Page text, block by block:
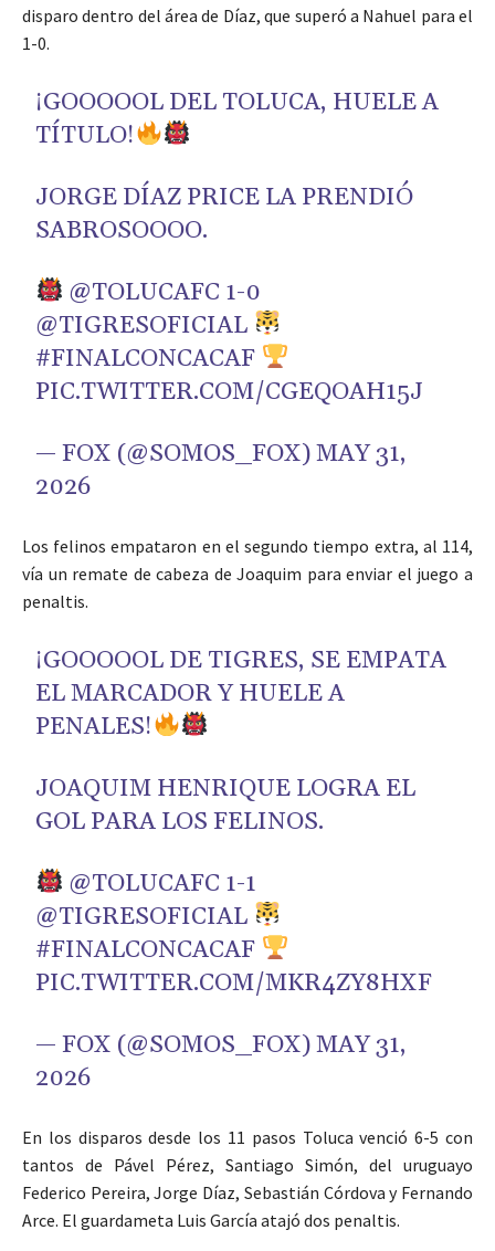
disparo dentro del área de Díaz, que superó a Nahuel para el
1-0.
¡GOOOOOL DEL TOLUCA, HUELE A
TÍTULO!
JORGE DÍAZ PRICE LA PRENDIÓ
SABROSOOOO.
@TOLUCAFC 1-0
@TIGRESOFICIAL
#FINALCONCACAF
PIC.TWITTER.COM/CGEQOAH15J
— FOX (@SOMOS_FOX)MAY 31,
2026
Los felinos empataron en el segundo tiempo extra, al 114,
vía un remate de cabeza de Joaquim para enviar el juego a
penaltis.
¡GOOOOOL DE TIGRES, SE EMPATA
EL MARCADOR Y HUELE A
PENALES!
JOAQUIM HENRIQUE LOGRA EL
GOL PARA LOS FELINOS.
@TOLUCAFC 1-1
@TIGRESOFICIAL
#FINALCONCACAF
PIC.TWITTER.COM/MKR4ZY8HXF
— FOX (@SOMOS_FOX)MAY 31,
2026
En los disparos desde los 11 pasos Toluca venció 6-5 con
tantos de Pável Pérez, Santiago Simón, del uruguayo
Federico Pereira, Jorge Díaz, Sebastián Córdova y Fernando
Arce. El guardameta Luis García atajó dos penaltis.